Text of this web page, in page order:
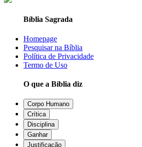
Bíblia Sagrada
Homepage
Pesquisar na Bíblia
Política de Privacidade
Termo de Uso
O que a Bíblia diz
Corpo Humano
Crítica
Disciplina
Ganhar
Justificação